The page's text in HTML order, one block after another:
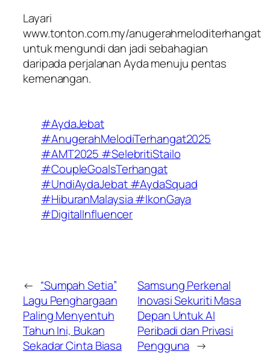
Layari
www.tonton.com.my/anugerahmeloditerhangat
untuk mengundi dan jadi sebahagian
daripada perjalanan Ayda menuju pentas
kemenangan.
#AydaJebat
#AnugerahMelodiTerhangat2025
#AMT2025 #SelebritiStailo
#CoupleGoalsTerhangat
#UndiAydaJebat #AydaSquad
#HiburanMalaysia #IkonGaya
#DigitalInfluencer
← “Sumpah Setia”
Lagu Penghargaan
Paling Menyentuh
Tahun Ini, Bukan
Sekadar Cinta Biasa
Samsung Perkenal
Inovasi Sekuriti Masa
Depan Untuk AI
Peribadi dan Privasi
Pengguna →